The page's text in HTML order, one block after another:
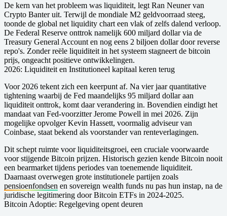
De kern van het probleem was liquiditeit, legt Ran Neuner van
Crypto Banter uit. Terwijl de mondiale M2 geldvoorraad steeg,
toonde de global net liquidity chart een vlak of zelfs dalend verloop.
De Federal Reserve onttrok namelijk 600 miljard dollar via de
Treasury General Account en nog eens 2 biljoen dollar door reverse
repo's. Zonder reële liquiditeit in het systeem stagneert de bitcoin
prijs, ongeacht positieve ontwikkelingen.
2026: Liquiditeit en Institutioneel kapitaal keren terug
Voor 2026 tekent zich een keerpunt af. Na vier jaar quantitative
tightening waarbij de Fed maandelijks 95 miljard dollar aan
liquiditeit onttrok, komt daar verandering in. Bovendien eindigt het
mandaat van Fed-voorzitter Jerome Powell in mei 2026. Zijn
mogelijke opvolger Kevin Hassett, voormalig adviseur van
Coinbase, staat bekend als voorstander van renteverlagingen.
Dit schept ruimte voor liquiditeitsgroei, een cruciale voorwaarde
voor stijgende Bitcoin prijzen. Historisch gezien kende Bitcoin nooit
een bearmarket tijdens periodes van toenemende liquiditeit.
Daarnaast overwegen grote institutionele partijen zoals
pensioenfondsen en sovereign wealth funds nu pas hun instap, na de
juridische legitimering door Bitcoin ETFs in 2024-2025.
Bitcoin Adoptie: Regelgeving opent deuren